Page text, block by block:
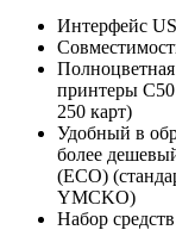
Интерфейс
принтеры
250 карт)
Удобный в
более
(ЕСО)
YMCKO)
Набор